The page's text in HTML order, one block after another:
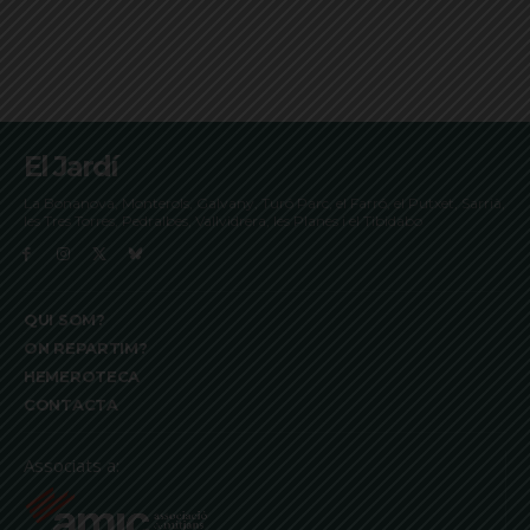
El Jardí
La Bonanova, Monterols, Galvany, Turó Parc, el Farró, el Putxet, Sarrià,
les Tres Torres, Pedralbes, Vallvidrera, les Planes i el Tibidabo
QUI SOM?
ON REPARTIM?
HEMEROTECA
CONTACTA
Associats a: